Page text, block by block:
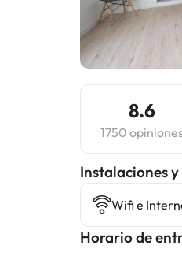
8.6
1750 opiniones
Instalaciones
Wifi e
Horario de